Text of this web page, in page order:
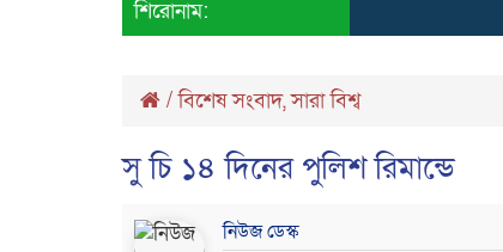
শিরোনাম:
/বিশেষ সংবাদ,সারা বিশ্ব
সু চি ১৪ দিনের পুলিশ রিমান্ডে
নিউজ ডেস্ক